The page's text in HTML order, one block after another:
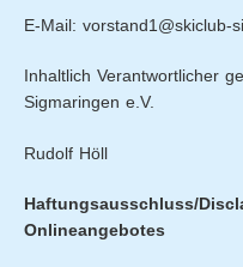
E-Mail: vorstand1@skiclub-
Inhaltlich Verantwortlicher
Sigmaringen e.V.
Rudolf Höll
Onlineangebotes